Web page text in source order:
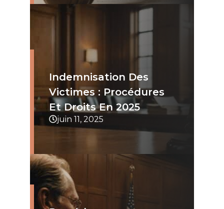
Indemnisation Des
Victimes : Procédures
Et Droits En 2025
juin 11, 2025